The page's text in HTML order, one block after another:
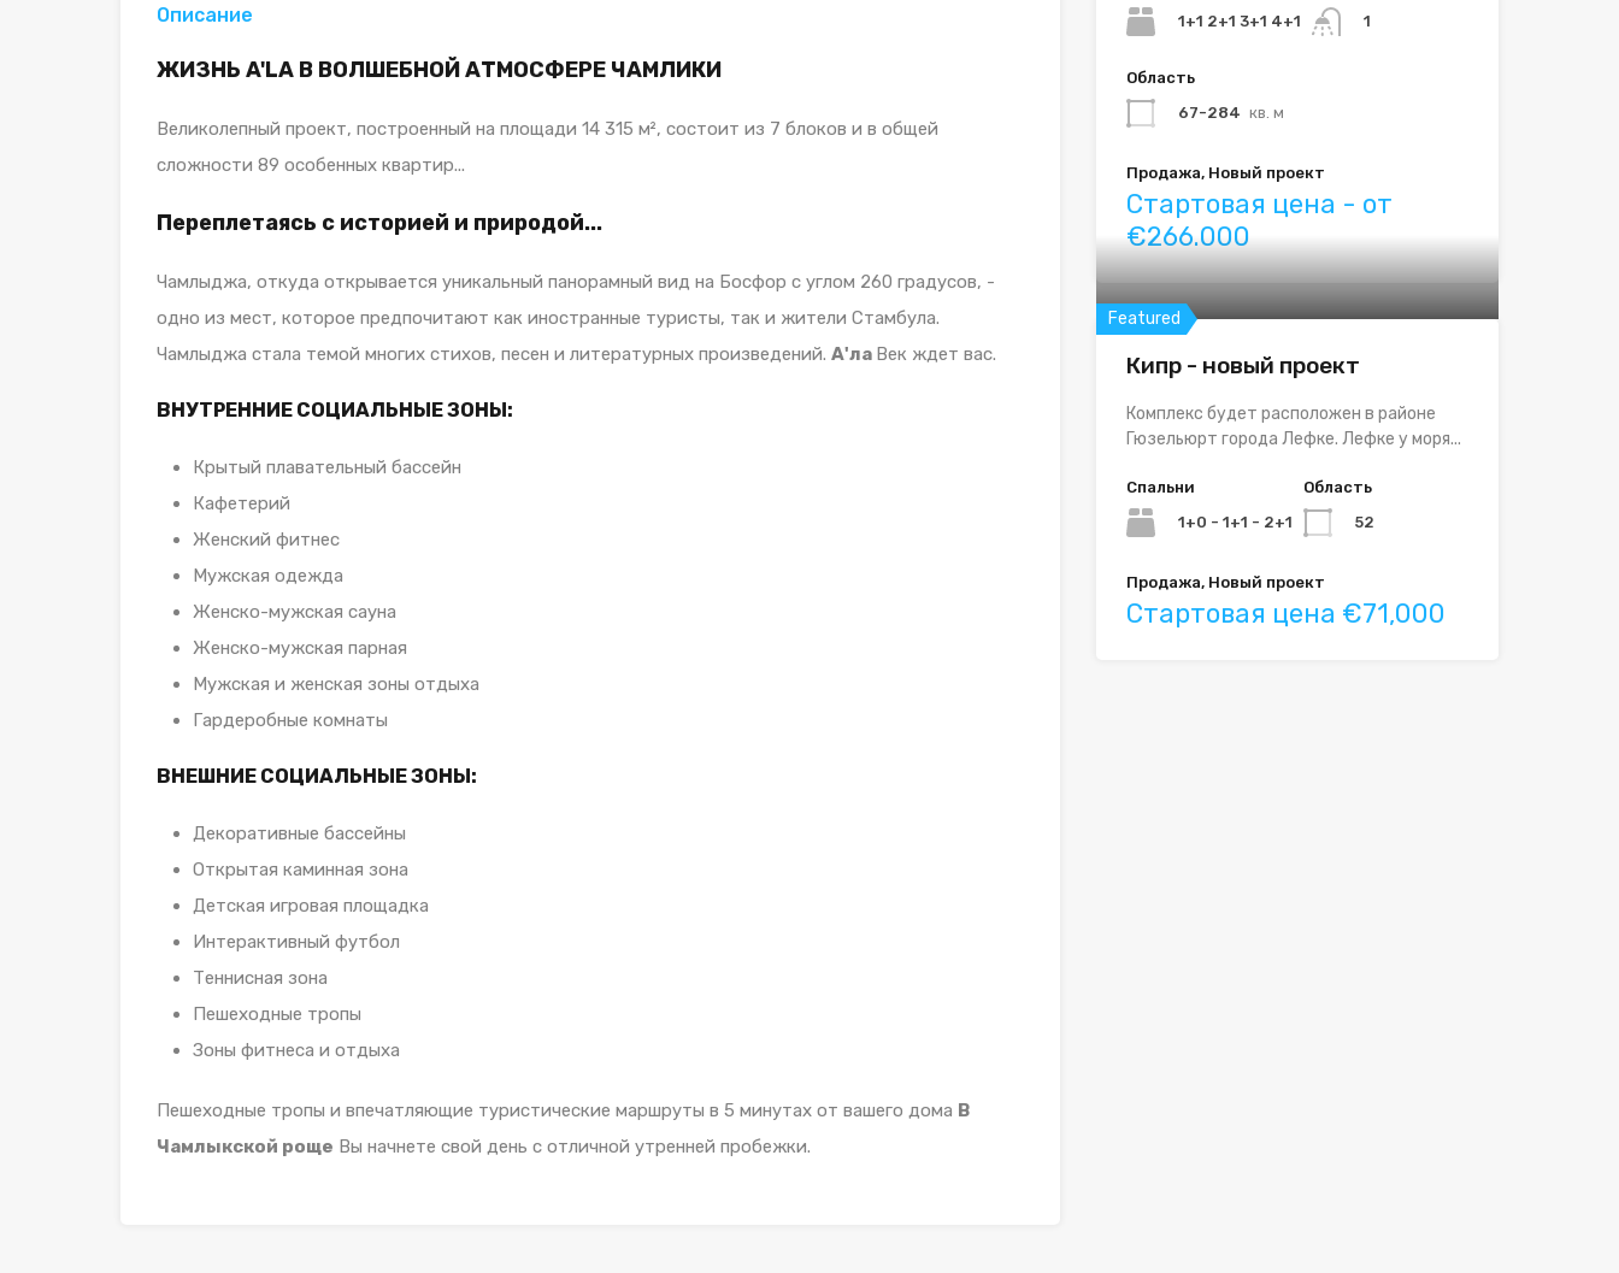
Описание
ЖИЗНЬ A'LA В ВОЛШЕБНОЙ АТМОСФЕРЕ ЧАМЛИКИ
Великолепный проект, построенный на площади 14 315 м², состоит из 7 блоков и в общей
сложности 89 особенных квартир...
Переплетаясь с историей и природой...
Чамлыджа, откуда открывается уникальный панорамный вид на Босфор с углом 260 градусов, -
одно из мест, которое предпочитают как иностранные туристы, так и жители Стамбула.
Чамлыджа стала темой многих стихов, песен и литературных произведений. А'ла Век ждет вас.
ВНУТРЕННИЕ СОЦИАЛЬНЫЕ ЗОНЫ:
Крытый плавательный бассейн
Кафетерий
Женский фитнес
Мужская одежда
Женско-мужская сауна
Женско-мужская парная
Мужская и женская зоны отдыха
Гардеробные комнаты
ВНЕШНИЕ СОЦИАЛЬНЫЕ ЗОНЫ:
Декоративные бассейны
Открытая каминная зона
Детская игровая площадка
Интерактивный футбол
Теннисная зона
Пешеходные тропы
Зоны фитнеса и отдыха
Пешеходные тропы и впечатляющие туристические маршруты в 5 минутах от вашего дома В
Чамлыкской роще Вы начнете свой день с отличной утренней пробежки.
1+1 2+1 3+1 4+1
1
Область
67-284 кв. м
Продажа, Новый проект
Стартовая цена - от
€266.000
Featured
Кипр - новый проект
Комплекс будет расположен в районе
Гюзельюрт города Лефке. Лефке у моря...
Спальни
1+0 - 1+1 - 2+1
Область
52
Продажа, Новый проект
Стартовая цена €71,000